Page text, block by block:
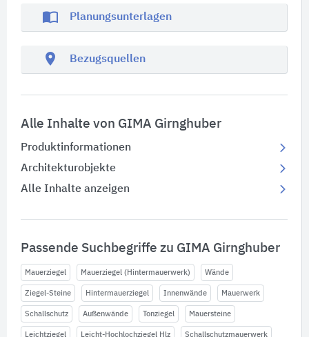
import_contacts Planungsunterlagen
location_on Bezugsquellen
Alle Inhalte von GIMA Girnghuber
Produktinformationen
Architekturobjekte
Alle Inhalte anzeigen
Passende Suchbegriffe zu GIMA Girnghuber
Mauerziegel Mauerziegel (Hintermauerwerk) Wände
Ziegel-Steine Hintermauerziegel Innenwände Mauerwerk
Schallschutz Außenwände Tonziegel Mauersteine
Leichtziegel Leicht-Hochlochziegel Hlz Schallschutzmauerwerk